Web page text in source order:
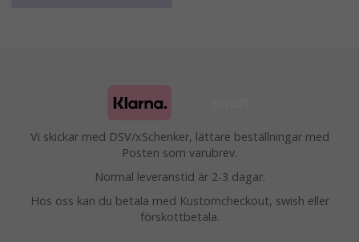
Vi skickar med DSV/xSchenker, lättare beställningar med
Posten som varubrev.
Normal leveranstid är 2-3 dagar.
Hos oss kan du betala med Kustomcheckout, swish eller
förskottbetala.